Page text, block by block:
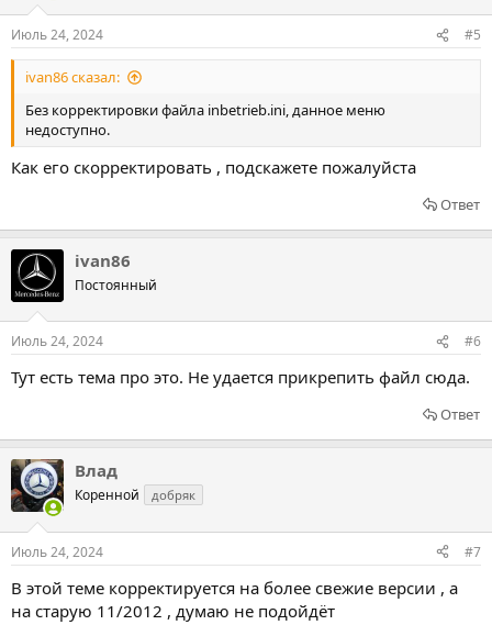
Июль 24, 2024 #5
ivan86 сказал:
Без корректировки файла inbetrieb.ini, данное меню
недоступно.
Как его скорректировать , подскажете пожалуйста
Ответ
ivan86
Постоянный
Июль 24, 2024 #6
Тут есть тема про это. Не удается прикрепить файл сюда.
Ответ
Влад
Коренной добряк
Июль 24, 2024 #7
В этой теме корректируется на более свежие версии , а
на старую 11/2012 , думаю не подойдёт